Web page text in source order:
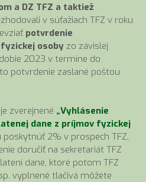
a DZ TFZ a taktiež
v súťažiach TFZ v roku
potvrdenie
osoby zo závislej
2023 v termíne do
potvrdenie zaslané poštou
zverejnené „Vyhlásenie
dane z príjmov fyzickej
2% v prospech TFZ,
doručiť na sekretariát TFZ
dane, ktoré potom TFZ
vyplnené tlačivá môžete